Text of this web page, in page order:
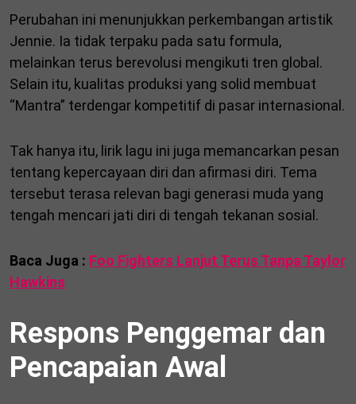
Perubahan ini menunjukkan perkembangan artistik
Jennie. Ia tidak terpaku pada satu formula,
melainkan terus berevolusi mengikuti tren global.
Selain itu, kualitas produksi yang solid membuat
“Mantra” terdengar kompetitif di pasar internasional.
Tak hanya itu, lirik lagu ini juga memancarkan pesan
tentang kepercayaan diri dan afirmasi diri. Tema
tersebut terasa relevan bagi generasi muda yang
tengah mencari jati diri di tengah tekanan sosial.
Baca Juga : Foo Fighters Lanjut Terus Tanpa Taylor
Hawkins
Respons Penggemar dan
Pencapaian Awal